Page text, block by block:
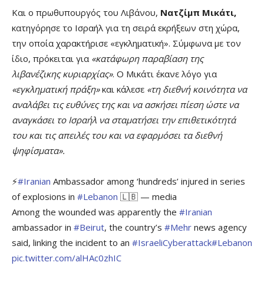
Και ο πρωθυπουργός του Λιβάνου, Νατζίμπ Μικάτι,
κατηγόρησε το Ισραήλ για τη σειρά εκρήξεων στη χώρα,
την οποία χαρακτήρισε «εγκληματική». Σύμφωνα με τον
ίδιο, πρόκειται για«κατάφωρη παραβίαση της
λιβανέζικης κυριαρχίας». Ο Μικάτι έκανε λόγο για
«εγκληματική πράξη»και κάλεσε «τη διεθνή κοινότητα να
αναλάβει τις ευθύνες της και να ασκήσει πίεση ώστε να
αναγκάσει το Ισραήλ να σταματήσει την επιθετικότητά
του και τις απειλές του και να εφαρμόσει τα διεθνή
ψηφίσματα».
⚡️#Iranian Ambassador among ‘hundreds’ injured in series
of explosions in #Lebanon 🇱🇧 — media
Among the wounded was apparently the #Iranian
ambassador in #Beirut, the country’s #Mehr news agency
said, linking the incident to an #IsraeliCyberattack#Lebanon
pic.twitter.com/alHAc0zhIC